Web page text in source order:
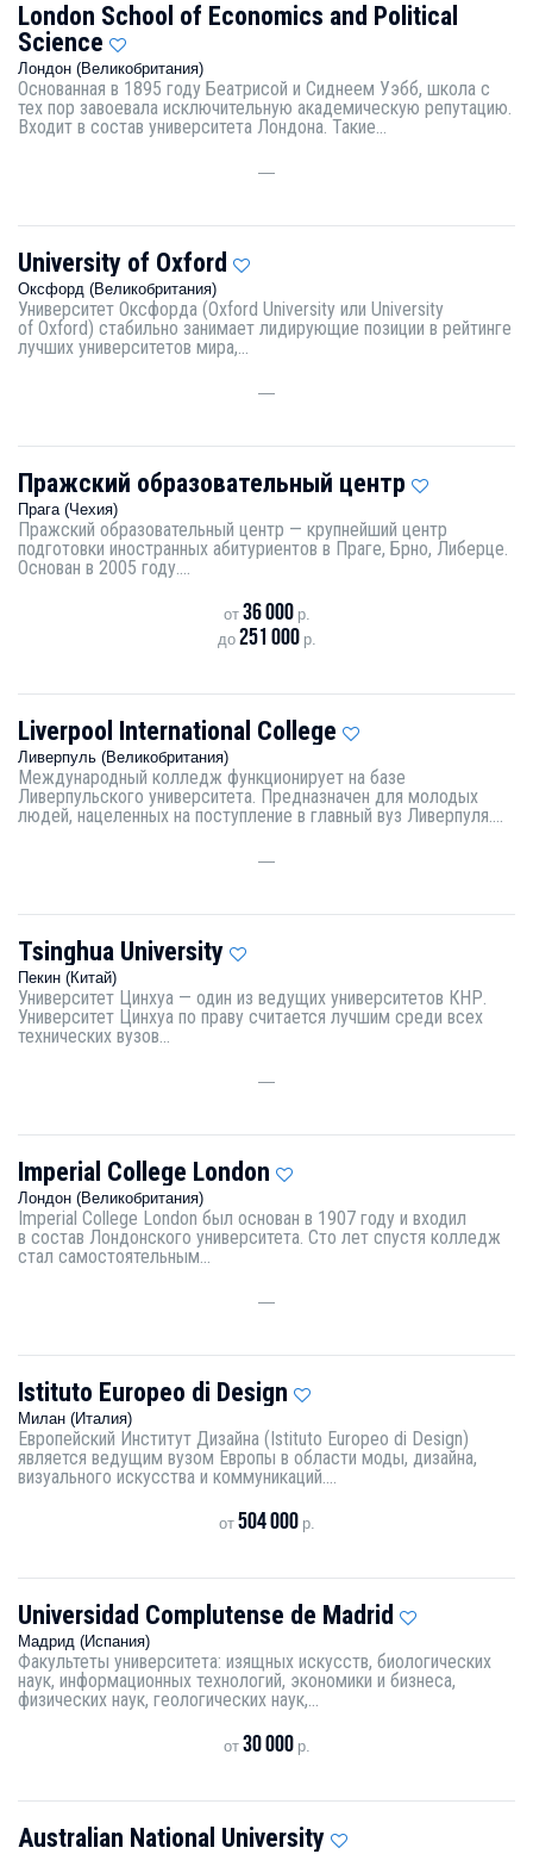
London School of Economics and Political
Science
Лондон (Великобритания)
Основанная в 1895 году Беатрисой и Сиднеем Уэбб, школа с
тех пор завоевала исключительную академическую репутацию.
Входит в состав университета Лондона. Такие...
—
University of Oxford
Оксфорд (Великобритания)
Университет Оксфорда (Oxford University или University
of Oxford) стабильно занимает лидирующие позиции в рейтинге
лучших университетов мира,...
—
Пражский образовательный центр
Прага (Чехия)
Пражский образовательный центр — крупнейший центр
подготовки иностранных абитуриентов в Праге, Брно, Либерце.
Основан в 2005 году....
от36 000 р.
до251 000 р.
Liverpool International College
Ливерпуль (Великобритания)
Международный колледж функционирует на базе
Ливерпульского университета. Предназначен для молодых
людей, нацеленных на поступление в главный вуз Ливерпуля....
—
Tsinghua University
Пекин (Китай)
Университет Цинхуа — один из ведущих университетов КНР.
Университет Цинхуа по праву считается лучшим среди всех
технических вузов...
—
Imperial College London
Лондон (Великобритания)
Imperial College London был основан в 1907 году и входил
в состав Лондонского университета. Сто лет спустя колледж
стал самостоятельным...
—
Istituto Europeo di Design
Милан (Италия)
Европейский Институт Дизайна (Istituto Europeo di Design)
является ведущим вузом Европы в области моды, дизайна,
визуального искусства и коммуникаций....
от504 000 р.
Universidad Complutense de Madrid
Мадрид (Испания)
Факультеты университета: изящных искусств, биологических
наук, информационных технологий, экономики и бизнеса,
физических наук, геологических наук,...
от30 000 р.
Australian National University